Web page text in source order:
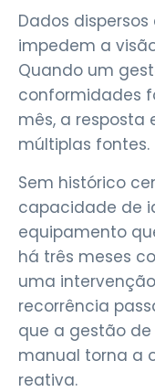
Dados
impedem a
Quando um
conformidades
mês, a resposta
múltiplas fontes.
Sem histórico
capacidade de
equipamento
há três meses
uma
recorrência
que a gestão
manual torna a
reativa.